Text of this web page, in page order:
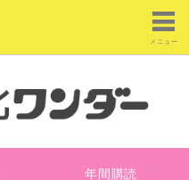
メニュー
年間購読